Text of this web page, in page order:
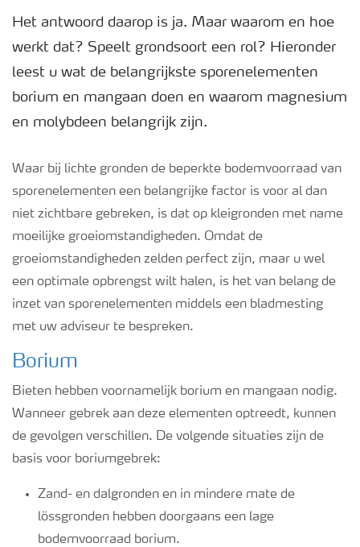
Podcasts
Webinars
Het antwoord daarop is ja. Maar waarom en hoe
werkt dat? Speelt grondsoort een rol? Hieronder
leest u wat de belangrijkste sporenelementen
borium en mangaan doen en waarom magnesium
en molybdeen belangrijk zijn.
Waar bij lichte gronden de beperkte bodemvoorraad van
sporenelementen een belangrijke factor is voor al dan
niet zichtbare gebreken, is dat op kleigronden met name
moeilijke groeiomstandigheden. Omdat de
groeiomstandigheden zelden perfect zijn, maar u wel
een optimale opbrengst wilt halen, is het van belang de
inzet van sporenelementen middels een bladmesting
met uw adviseur te bespreken.
Borium
Bieten hebben voornamelijk borium en mangaan nodig.
Wanneer gebrek aan deze elementen optreedt, kunnen
de gevolgen verschillen. De volgende situaties zijn de
basis voor boriumgebrek:
Zand- en dalgronden en in mindere mate de
lössgronden hebben doorgaans een lage
bodemvoorraad borium.